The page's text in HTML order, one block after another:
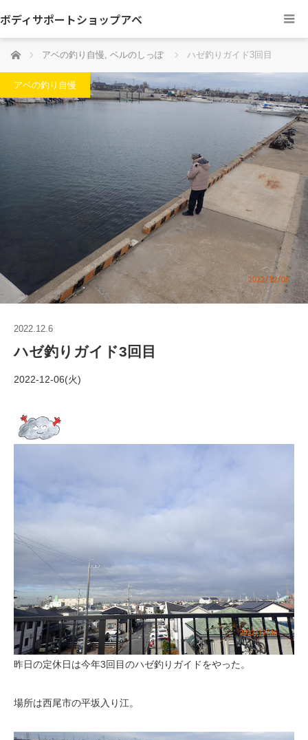
ボディサポートショップアベ
ホーム アベの釣り自慢, ベルのしっぽ ハゼ釣りガイド3回目
アベの釣り自慢
2022.12.6
ハゼ釣りガイド3回目
2022-12-06(火)
昨日の定休日は今年3回目のハゼ釣りガイドをやった。
場所は西尾市の平坂入り江。